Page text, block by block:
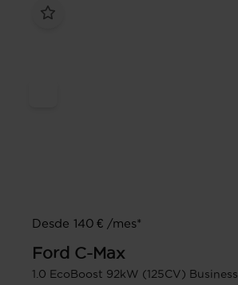
Desde 140 € /mes*
Ford C-Max
1.0 EcoBoost 92kW (125CV) Business